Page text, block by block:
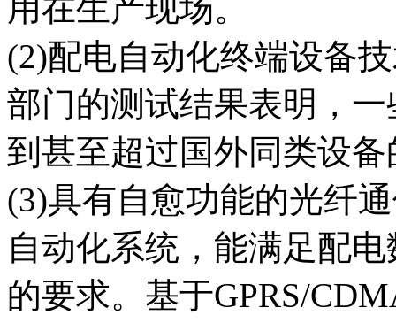
用在生产现场。
(2)配电自动化终端设备
部门的测试结果表明，
到甚至超过国外同类设
(3)具有自愈功能的光纤
自动化系统，能满足配
的要求。基于GPRS/